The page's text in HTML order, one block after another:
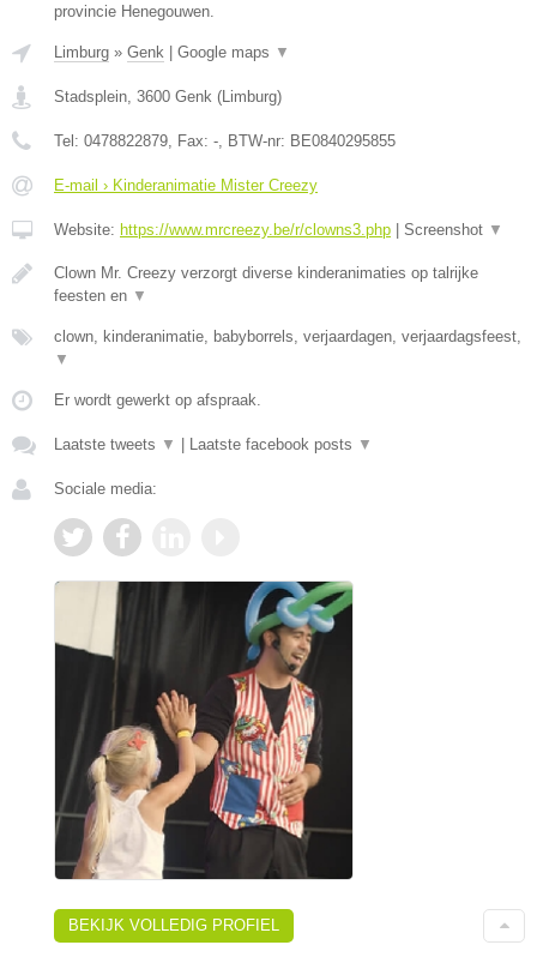
provincie Henegouwen.
Limburg » Genk Google maps ▼
Stadsplein, 3600 Genk (Limburg)
Tel: 0478822879, Fax: -, BTW-nr: BE0840295855
E-mail › Kinderanimatie Mister Creezy
Website: https://www.mrcreezy.be/r/clowns3.php Screenshot ▼
Clown Mr. Creezy verzorgt diverse kinderanimaties op talrijke
feesten en ▼
clown, kinderanimatie, babyborrels, verjaardagen, verjaardagsfeest,
▼
Er wordt gewerkt op afspraak.
Laatste tweets ▼ Laatste facebook posts ▼
Sociale media:
BEKIJK VOLLEDIG PROFIEL